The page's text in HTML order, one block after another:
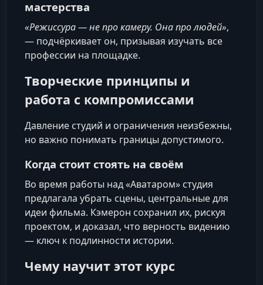
мастерства
«Режиссура — не про камеру. Она про людей»,
— подчёркивает он, призывая изучать все
профессии на площадке.
Творческие принципы и
работа с компромиссами
Давление студий и ограничения неизбежны,
но важно понимать границы допустимого.
Когда стоит стоять на своём
Во время работы над «Аватаром» студия
предлагала убрать сцены, центральные для
идеи фильма. Кэмерон сохранил их, рискуя
проектом, и доказал, что верность видению
— ключ к подлинности истории.
Чему научит этот курс